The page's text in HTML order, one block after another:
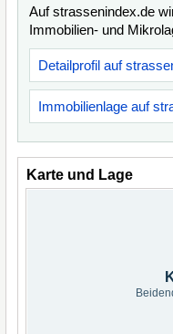
Auf strassenindex.de
Immobilien- und
Detailprofil auf
Immobilienlage auf
Karte und Lage